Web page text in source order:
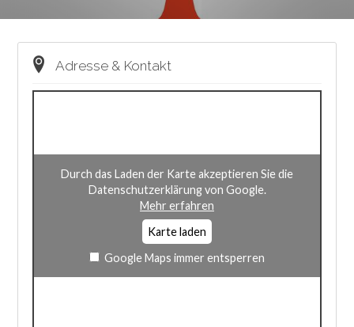
Adresse & Kontakt
Durch das Laden der Karte akzeptieren Sie die
Datenschutzerklärung von Google.
Mehr erfahren
Karte laden
Google Maps immer entsperren